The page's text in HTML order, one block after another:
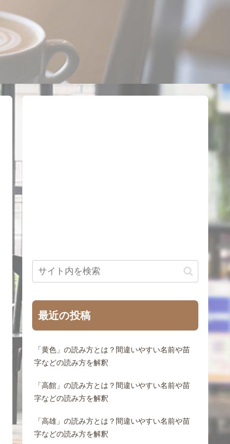
最近の投稿
「黄色」の読み方とは？間違いやすい名前や苗
字などの読み方を解釈
「高館」の読み方とは？間違いやすい名前や苗
字などの読み方を解釈
「高雄」の読み方とは？間違いやすい名前や苗
字などの読み方を解釈